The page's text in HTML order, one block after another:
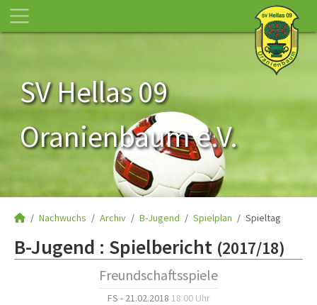
SV Hellas 09
Oranienbaum e.V.
Nachwuchs Archiv B-Jugend Spielplan Spieltag
B-Jugend : Spielbericht (2017/18)
Freundschaftsspiele
FS - 21.02.2018 18:00 Uhr